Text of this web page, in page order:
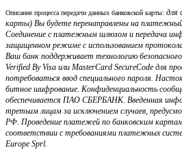
Описание процесса передачи данных банковской карты: для
карты) Вы будете перенаправлены на
Соединение с платежным шлюзом и передача
защищенном режиме с использованием
Ваш банк поддерживает технологию
Verified By Visa или MasterCard SecureCode для
потребоваться ввод специального пароля.
битное шифрование. Конфиденциальность
обеспечивается ПАО СБЕРБАНК. Введенная
третьим лицам за исключением случаев,
РФ. Проведение платежей по банковским
соответствии с требованиями платежных
Europe Sprl.